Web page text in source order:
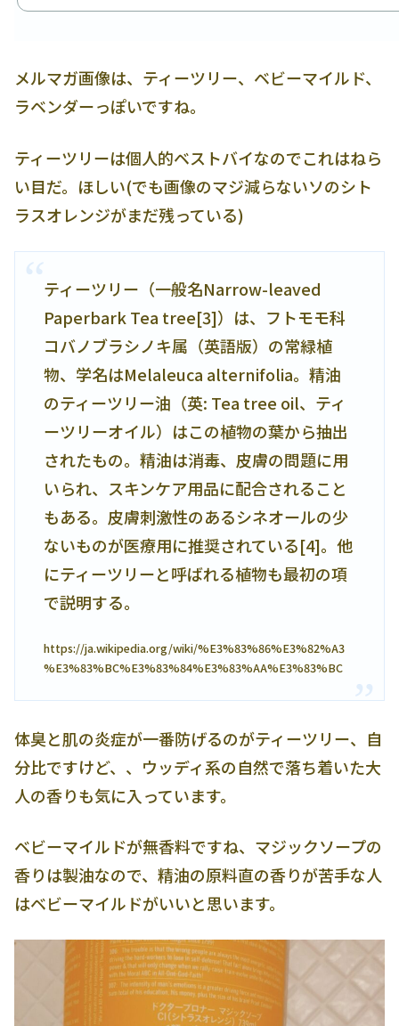
メルマガ画像は、ティーツリー、ベビーマイルド、
ラベンダーっぽいですね。
ティーツリーは個人的ベストバイなのでこれはねら
い目だ。ほしい(でも画像のマジ減らないソのシト
ラスオレンジがまだ残っている)
ティーツリー（一般名Narrow-leaved
Paperbark Tea tree[3]）は、フトモモ科
コバノブラシノキ属（英語版）の常緑植
物、学名はMelaleuca alternifolia。精油
のティーツリー油（英: Tea tree oil、ティ
ーツリーオイル）はこの植物の葉から抽出
されたもの。精油は消毒、皮膚の問題に用
いられ、スキンケア用品に配合されること
もある。皮膚刺激性のあるシネオールの少
ないものが医療用に推奨されている[4]。他
にティーツリーと呼ばれる植物も最初の項
で説明する。
https://ja.wikipedia.org/wiki/%E3%83%86%E3%82%A3
%E3%83%BC%E3%83%84%E3%83%AA%E3%83%BC
体臭と肌の炎症が一番防げるのがティーツリー、自
分比ですけど、、ウッディ系の自然で落ち着いた大
人の香りも気に入っています。
ベビーマイルドが無香料ですね、マジックソープの
香りは製油なので、精油の原料直の香りが苦手な人
はベビーマイルドがいいと思います。